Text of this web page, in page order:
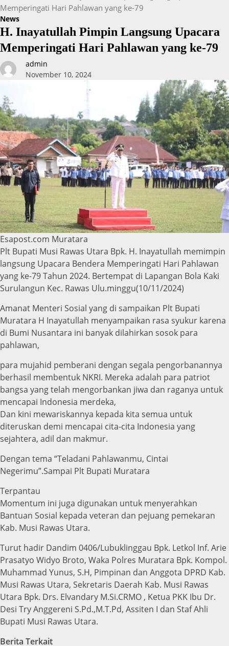
Memperingati Hari Pahlawan yang ke-79
News
H. Inayatullah Pimpin Langsung Upacara
Memperingati Hari Pahlawan yang ke-79
admin
November 10, 2024
Esapost.com Muratara
Plt Bupati Musi Rawas Utara Bpk. H. Inayatullah memimpin
langsung Upacara Bendera Memperingati Hari Pahlawan
yang ke-79 Tahun 2024. Bertempat di Lapangan Bola Kaki
Surulangun Kec. Rawas Ulu.minggu(10/11/2024)
Amanat Menteri Sosial yang di sampaikan Plt Bupati
Muratara H Inayatullah menyampaikan rasa syukur karena
di Bumi Nusantara ini banyak dilahirkan sosok para
pahlawan,
para mujahid pemberani dengan segala pengorbanannya
berhasil membentuk NKRI. Mereka adalah para patriot
bangsa yang telah mengorbankan jiwa dan raganya untuk
mencapai Indonesia merdeka,
Dan kini mewariskannya kepada kita semua untuk
diteruskan demi mencapai cita-cita Indonesia yang
sejahtera, adil dan makmur.
Dengan tema “Teladani Pahlawanmu, Cintai
Negerimu”.Sampai Plt Bupati Muratara
Terpantau
Momentum ini juga digunakan untuk menyerahkan
Bantuan Sosial kepada veteran dan pejuang pemekaran
Kab. Musi Rawas Utara.
Turut hadir Dandim 0406/Lubuklinggau Bpk. Letkol Inf. Arie
Prasatyo Widyo Broto, Waka Polres Muratara Bpk. Kompol.
Muhammad Yunus, S.H, Pimpinan dan Anggota DPRD Kab.
Musi Rawas Utara, Sekretaris Daerah Kab. Musi Rawas
Utara Bpk. Drs. Elvandary M.Si.CRMO , Ketua PKK Ibu Dr.
Desi Try Anggereni S.Pd.,M.T.Pd, Assiten I dan Staf Ahli
Bupati Musi Rawas Utara.
Berita Terkait